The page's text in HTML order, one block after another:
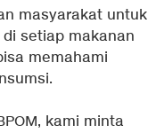
masyarakat untuk
setiap makanan
memahami
kami minta